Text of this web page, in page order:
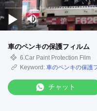
車のペンキの保護フィルム
6.Car Paint Protection Film
Keyword: 車のペンキの保護
チャット